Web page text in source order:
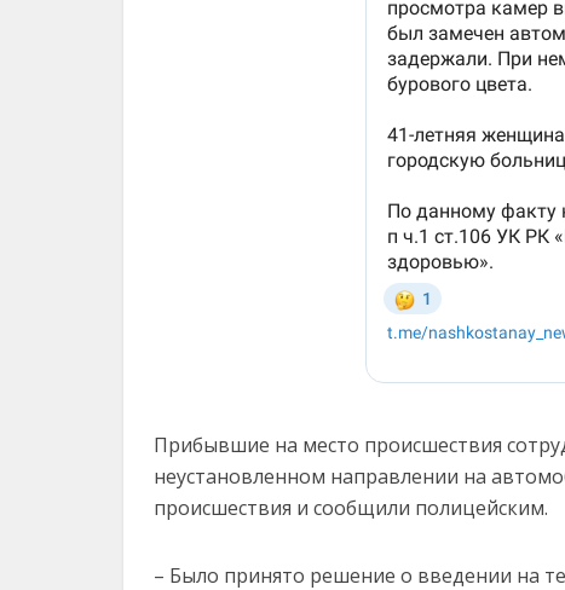
Прибывшие на место происшествия
неустановленном направлении на
происшествия и сообщили полицейским.
– Было принято решение о введении на